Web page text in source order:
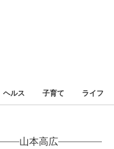
ヘルス 子育て ライフ
山本高広